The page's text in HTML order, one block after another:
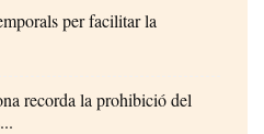
per facilitar la
recorda la prohibició del